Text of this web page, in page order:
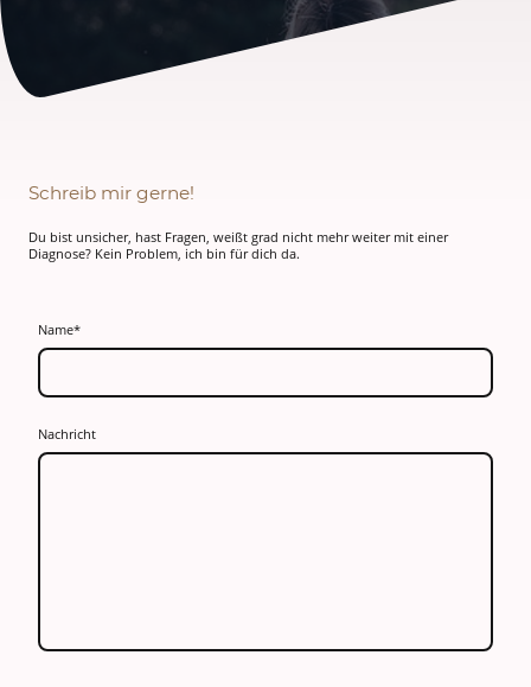
Schreib mir gerne!
Du bist unsicher, hast Fragen, weißt grad nicht mehr weiter mit einer
Diagnose? Kein Problem, ich bin für dich da.
Name*
Nachricht